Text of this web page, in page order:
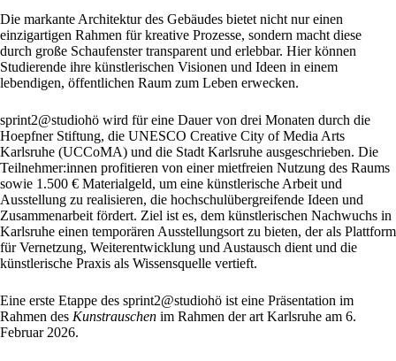
Die markante Architektur des Gebäudes bietet nicht nur einen
einzigartigen Rahmen für kreative Prozesse, sondern macht diese
durch große Schaufenster transparent und erlebbar. Hier können
Studierende ihre künstlerischen Visionen und Ideen in einem
lebendigen, öffentlichen Raum zum Leben erwecken.
sprint2@studiohö wird für eine Dauer von drei Monaten durch die
Hoepfner Stiftung, die UNESCO Creative City of Media Arts
Karlsruhe (UCCoMA) und die Stadt Karlsruhe ausgeschrieben. Die
Teilnehmer:innen profitieren von einer mietfreien Nutzung des Raums
sowie 1.500 € Materialgeld, um eine künstlerische Arbeit und
Ausstellung zu realisieren, die hochschulübergreifende Ideen und
Zusammenarbeit fördert. Ziel ist es, dem künstlerischen Nachwuchs in
Karlsruhe einen temporären Ausstellungsort zu bieten, der als Plattform
für Vernetzung, Weiterentwicklung und Austausch dient und die
künstlerische Praxis als Wissensquelle vertieft.
Eine erste Etappe des sprint2@studiohö ist eine Präsentation im
Rahmen des Kunstrauschen im Rahmen der art Karlsruhe am 6.
Februar 2026.